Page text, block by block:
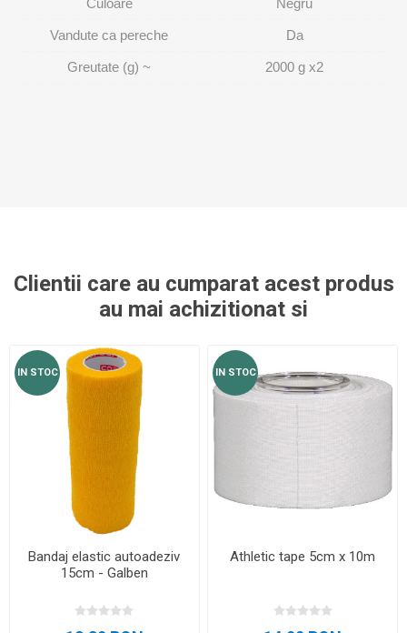
Culoare Negru
Vandute ca pereche Da
Greutate (g) ~ 2000 g x2
Clientii care au cumparat acest produs
au mai achizitionat si
IN STOC
Bandaj elastic autoadeziv
15cm - Galben
IN STOC
Athletic tape 5cm x 10m